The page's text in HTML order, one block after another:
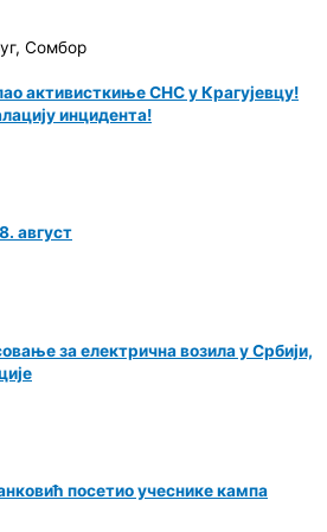
, Сомбор
активисткиње СНС у Крагујевцу!
инцидента!
август
за електрична возила у Србији,
посетио учеснике кампа